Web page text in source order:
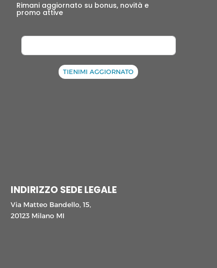
Rimani aggiornato su bonus, novità e
promo attive
TIENIMI AGGIORNATO
INDIRIZZO SEDE LEGALE
Via Matteo Bandello, 15,
20123 Milano MI